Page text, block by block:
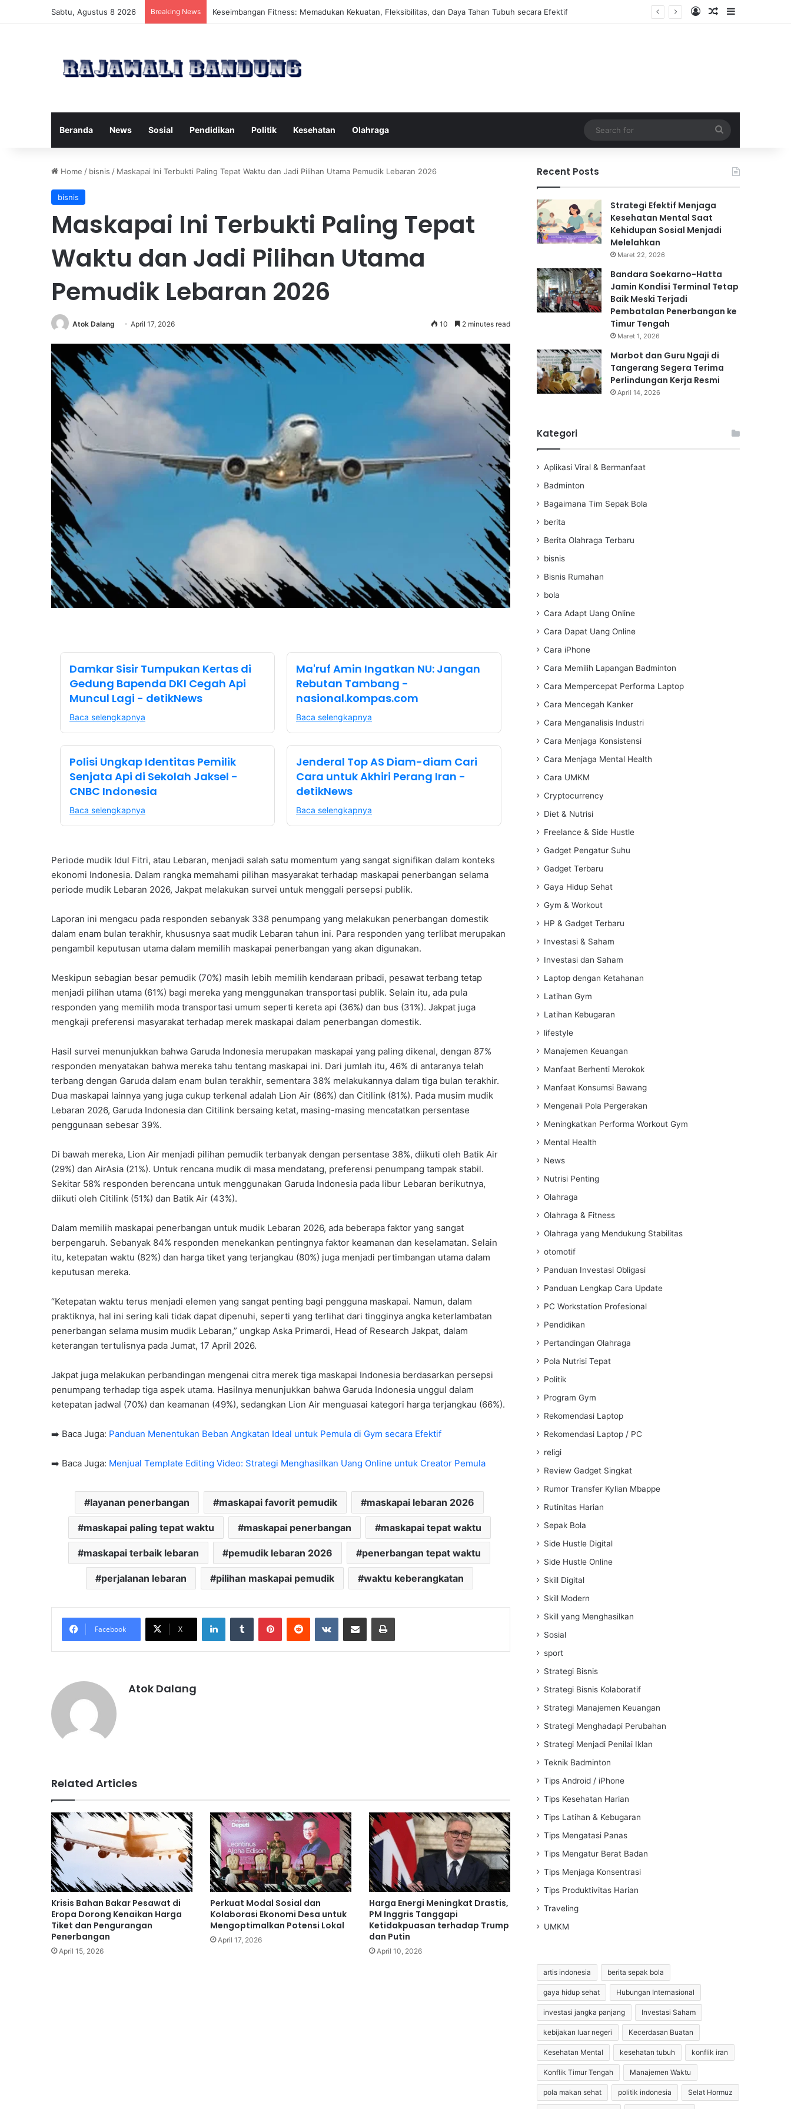
Sabtu, Agustus 8 2026 Breaking News Manfaat Pilates Reformer untuk Meningkatkan Kekuatan Otot Inti Secara Efektif Log InRandom Article
Sidebar
Beranda News Sosial Pendidikan Politik Kesehatan Olahraga
for
Home / bisnis / Maskapai Ini Terbukti Paling Tepat Waktu dan Jadi Pilihan Utama Pemudik Lebaran 2026
bisnis
Maskapai Ini Terbukti Paling Tepat
Waktu dan Jadi Pilihan Utama
Pemudik Lebaran 2026
Atok Dalang April 17, 2026 10 2 minutes read
Damkar Sisir Tumpukan Kertas di
Gedung Bapenda DKI Cegah Api
Muncul Lagi - detikNews
Baca selengkapnya
Ma'ruf Amin Ingatkan NU: Jangan
Rebutan Tambang -
nasional.kompas.com
Baca selengkapnya
Polisi Ungkap Identitas Pemilik
Senjata Api di Sekolah Jaksel -
CNBC Indonesia
Baca selengkapnya
Jenderal Top AS Diam-diam Cari
Cara untuk Akhiri Perang Iran -
detikNews
Baca selengkapnya
Periode mudik Idul Fitri, atau Lebaran, menjadi salah satu momentum yang sangat signifikan dalam konteks
ekonomi Indonesia. Dalam rangka memahami pilihan masyarakat terhadap maskapai penerbangan selama
periode mudik Lebaran 2026, Jakpat melakukan survei untuk menggali persepsi publik.
Laporan ini mengacu pada responden sebanyak 338 penumpang yang melakukan penerbangan domestik
dalam enam bulan terakhir, khususnya saat mudik Lebaran tahun ini. Para responden yang terlibat merupakan
pengambil keputusan utama dalam memilih maskapai penerbangan yang akan digunakan.
Meskipun sebagian besar pemudik (70%) masih lebih memilih kendaraan pribadi, pesawat terbang tetap
menjadi pilihan utama (61%) bagi mereka yang menggunakan transportasi publik. Selain itu, ada pula
responden yang memilih moda transportasi umum seperti kereta api (36%) dan bus (31%). Jakpat juga
mengkaji preferensi masyarakat terhadap merek maskapai dalam penerbangan domestik.
Hasil survei menunjukkan bahwa Garuda Indonesia merupakan maskapai yang paling dikenal, dengan 87%
responden menyatakan bahwa mereka tahu tentang maskapai ini. Dari jumlah itu, 46% di antaranya telah
terbang dengan Garuda dalam enam bulan terakhir, sementara 38% melakukannya dalam tiga bulan terakhir.
Dua maskapai lainnya yang juga cukup terkenal adalah Lion Air (86%) dan Citilink (81%). Pada musim mudik
Lebaran 2026, Garuda Indonesia dan Citilink bersaing ketat, masing-masing mencatatkan persentase
penggunaan sebesar 39%.
Di bawah mereka, Lion Air menjadi pilihan pemudik terbanyak dengan persentase 38%, diikuti oleh Batik Air
(29%) dan AirAsia (21%). Untuk rencana mudik di masa mendatang, preferensi penumpang tampak stabil.
Sekitar 58% responden berencana untuk menggunakan Garuda Indonesia pada libur Lebaran berikutnya,
diikuti oleh Citilink (51%) dan Batik Air (43%).
Dalam memilih maskapai penerbangan untuk mudik Lebaran 2026, ada beberapa faktor yang sangat
berpengaruh. Sebanyak 84% responden menekankan pentingnya faktor keamanan dan keselamatan. Selain
itu, ketepatan waktu (82%) dan harga tiket yang terjangkau (80%) juga menjadi pertimbangan utama dalam
keputusan mereka.
“Ketepatan waktu terus menjadi elemen yang sangat penting bagi pengguna maskapai. Namun, dalam
praktiknya, hal ini sering kali tidak dapat dipenuhi, seperti yang terlihat dari tingginya angka keterlambatan
penerbangan selama musim mudik Lebaran,” ungkap Aska Primardi, Head of Research Jakpat, dalam
keterangan tertulisnya pada Jumat, 17 April 2026.
Jakpat juga melakukan perbandingan mengenai citra merek tiga maskapai Indonesia berdasarkan persepsi
penumpang terhadap tiga aspek utama. Hasilnya menunjukkan bahwa Garuda Indonesia unggul dalam
ketepatan jadwal (70%) dan keamanan (49%), sedangkan Lion Air menguasai kategori harga terjangkau (66%).
➡️ Baca Juga: Panduan Menentukan Beban Angkatan Ideal untuk Pemula di Gym secara Efektif
➡️ Baca Juga: Menjual Template Editing Video: Strategi Menghasilkan Uang Online untuk Creator Pemula
layanan penerbangan maskapai favorit pemudik maskapai lebaran 2026
maskapai paling tepat waktu maskapai penerbangan maskapai tepat waktu
maskapai terbaik lebaran pemudik lebaran 2026 penerbangan tepat waktu
perjalanan lebaran pilihan maskapai pemudik waktu keberangkatan
Facebook X
LinkedInTumblr PinterestReddit VKontakteShare via Email Print
Atok Dalang
Related Articles
Krisis Bahan Bakar Pesawat di
Eropa Dorong Kenaikan Harga
Tiket dan Pengurangan
Penerbangan
April 15, 2026
Perkuat Modal Sosial dan
Kolaborasi Ekonomi Desa untuk
Mengoptimalkan Potensi Lokal
April 17, 2026
Harga Energi Meningkat Drastis,
PM Inggris Tanggapi
Ketidakpuasan terhadap Trump
dan Putin
April 10, 2026
Recent Posts
Strategi Efektif Menjaga
Kesehatan Mental Saat
Kehidupan Sosial Menjadi
Melelahkan
Maret 22, 2026
Bandara Soekarno-Hatta
Jamin Kondisi Terminal Tetap
Baik Meski Terjadi
Pembatalan Penerbangan ke
Timur Tengah
Maret 1, 2026
Marbot dan Guru Ngaji di
Tangerang Segera Terima
Perlindungan Kerja Resmi
April 14, 2026
Kategori
Aplikasi Viral & Bermanfaat
Badminton
Bagaimana Tim Sepak Bola
berita
Berita Olahraga Terbaru
bisnis
Bisnis Rumahan
bola
Cara Adapt Uang Online
Cara Dapat Uang Online
Cara iPhone
Cara Memilih Lapangan Badminton
Cara Mempercepat Performa Laptop
Cara Mencegah Kanker
Cara Menganalisis Industri
Cara Menjaga Konsistensi
Cara Menjaga Mental Health
Cara UMKM
Cryptocurrency
Diet & Nutrisi
Freelance & Side Hustle
Gadget Pengatur Suhu
Gadget Terbaru
Gaya Hidup Sehat
Gym & Workout
HP & Gadget Terbaru
Investasi & Saham
Investasi dan Saham
Laptop dengan Ketahanan
Latihan Gym
Latihan Kebugaran
lifestyle
Manajemen Keuangan
Manfaat Berhenti Merokok
Manfaat Konsumsi Bawang
Mengenali Pola Pergerakan
Meningkatkan Performa Workout Gym
Mental Health
News
Nutrisi Penting
Olahraga
Olahraga & Fitness
Olahraga yang Mendukung Stabilitas
otomotif
Panduan Investasi Obligasi
Panduan Lengkap Cara Update
PC Workstation Profesional
Pendidikan
Pertandingan Olahraga
Pola Nutrisi Tepat
Politik
Program Gym
Rekomendasi Laptop
Rekomendasi Laptop / PC
religi
Review Gadget Singkat
Rumor Transfer Kylian Mbappe
Rutinitas Harian
Sepak Bola
Side Hustle Digital
Side Hustle Online
Skill Digital
Skill Modern
Skill yang Menghasilkan
Sosial
sport
Strategi Bisnis
Strategi Bisnis Kolaboratif
Strategi Manajemen Keuangan
Strategi Menghadapi Perubahan
Strategi Menjadi Penilai Iklan
Teknik Badminton
Tips Android / iPhone
Tips Kesehatan Harian
Tips Latihan & Kebugaran
Tips Mengatasi Panas
Tips Mengatur Berat Badan
Tips Menjaga Konsentrasi
Tips Produktivitas Harian
Traveling
UMKM
artis indonesia berita sepak bola
gaya hidup sehat Hubungan Internasional
investasi jangka panjang Investasi Saham
kebijakan luar negeri Kecerdasan Buatan
Kesehatan Mental kesehatan tubuh konflik iran
Konflik Timur Tengah Manajemen Waktu
pola makan sehat politik indonesia Selat Hormuz